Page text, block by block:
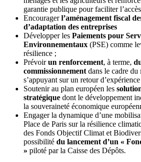
garantie publique pour faciliter
Encouragerl’aménagement fiscal
d’adaptation des entreprises
Développer les Paiements pour
Environnementaux (PSE) comme
résilience ;
Prévoirun renforcement, à terme,
commissionnement dans le cadre du
s’appuyant sur un retour
Soutenir au plan européen les
stratégique dont le développement
la souveraineté économique
Engager la dynamique d’une
Place de Paris sur la résilience
des Fonds Objectif Climat et
possibilité du lancement d’un «
» piloté par la Caisse des Dépôts.